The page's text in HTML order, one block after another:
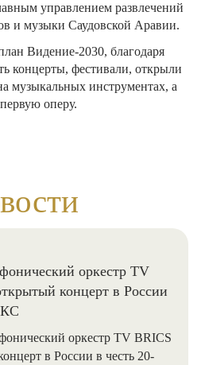
управлением развлечений
и музыки Саудовской Аравии.
Видение-2030, благодаря
концерты, фестивали, открыли
музыкальных инструментах, а
оперу.
оркестр TV
концерт в России